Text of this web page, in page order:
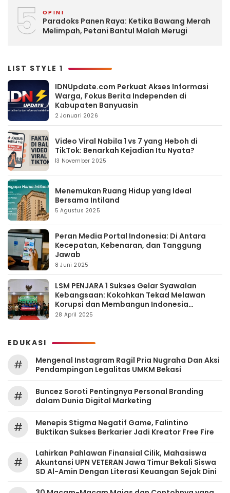
5 OPINI
Paradoks Panen Raya: Ketika Bawang Merah
Melimpah, Petani Bantul Malah Merugi
LIST STYLE 1
IDNUpdate.com Perkuat Akses Informasi
Warga, Fokus Berita Independen di
Kabupaten Banyuasin
2 Januari 2026
Video Viral Nabila 1 vs 7 yang Heboh di
TikTok: Benarkah Kejadian Itu Nyata?
13 November 2025
Menemukan Ruang Hidup yang Ideal
Bersama Intiland
5 Agustus 2025
Peran Media Portal Indonesia: Di Antara
Kecepatan, Kebenaran, dan Tanggung
Jawab
8 Juni 2025
LSM PENJARA 1 Sukses Gelar Syawalan
Kebangsaan: Kokohkan Tekad Melawan
Korupsi dan Membangun Indonesia
Berintegritas
28 April 2025
EDUKASI
#
Mengenal Instagram Ragil Pria Nugraha Dan Aksi
Pendampingan Legalitas UMKM Bekasi
#
‎Buncez Soroti Pentingnya Personal Branding
dalam Dunia Digital Marketing
#
Menepis Stigma Negatif Game, Falintino
Buktikan Sukses Berkarier Jadi Kreator Free Fire
#
Lahirkan Pahlawan Finansial Cilik, Mahasiswa
Akuntansi UPN VETERAN Jawa Timur Bekali Siswa
SD Al-Amin Dengan Literasi Keuangan Sejak Dini